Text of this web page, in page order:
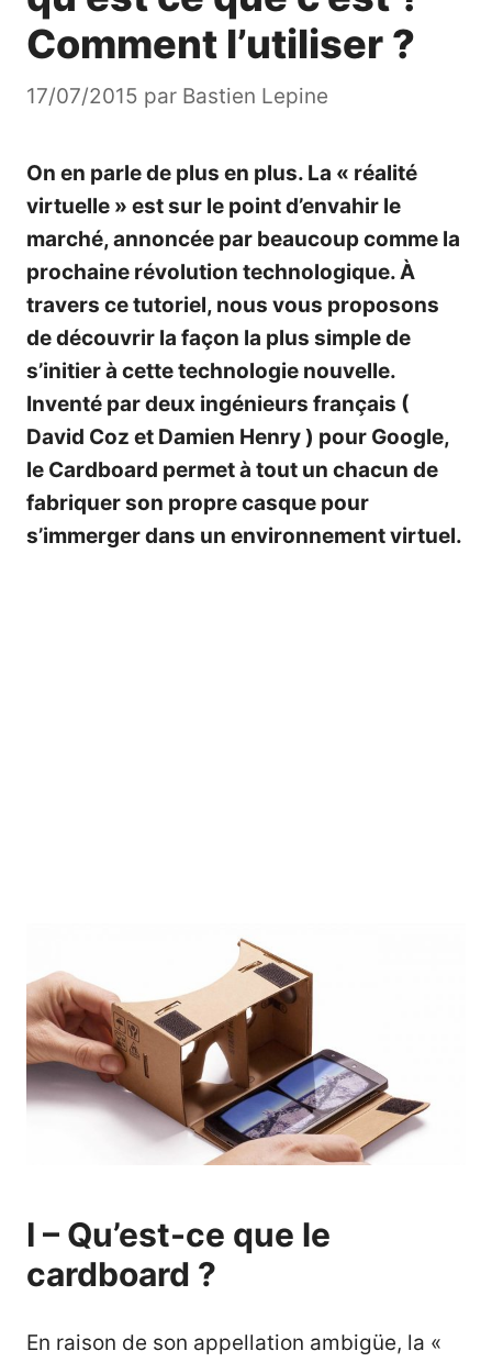
Comment l’utiliser ?
17/07/2015 par Bastien Lepine
On en parle de plus en plus. La « réalité
virtuelle » est sur le point d’envahir le
marché, annoncée par beaucoup comme la
prochaine révolution technologique. À
travers ce tutoriel, nous vous proposons
de découvrir la façon la plus simple de
s’initier à cette technologie nouvelle.
Inventé par deux ingénieurs français (
David Coz et Damien Henry ) pour Google,
le Cardboard permet à tout un chacun de
fabriquer son propre casque pour
s’immerger dans un environnement virtuel.
I – Qu’est-ce que le
cardboard ?
En raison de son appellation ambigüe, la «